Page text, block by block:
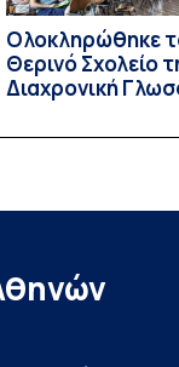
Ολοκληρώθηκε
Θερινό Σχολείο
Διαχρονική
Linguistics in